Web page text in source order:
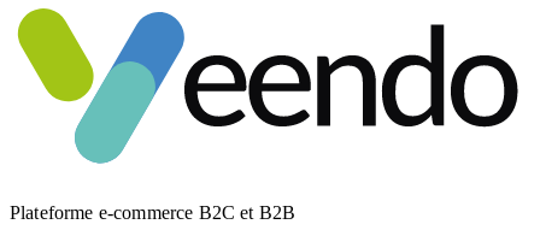
Plateforme e-commerce B2C et B2B